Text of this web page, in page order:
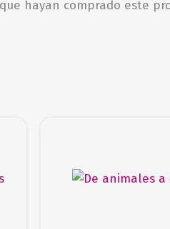
hayan comprado este